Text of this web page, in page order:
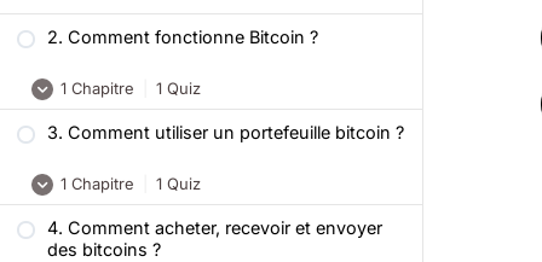
2. Comment fonctionne Bitcoin ?
1 Chapitre 1 Quiz
Ce qu’il faut retenir
Quiz – Formation Bitcoin : Comment
fonctionne Bitcoin ?
3. Comment utiliser un portefeuille bitcoin ?
1 Chapitre 1 Quiz
Ce qu’il faut retenir
4. Comment acheter, recevoir et envoyer
des bitcoins ?